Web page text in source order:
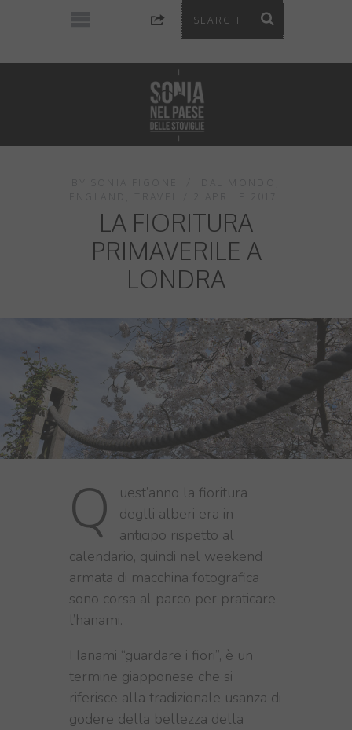
LA FIORITURA
PRIMAVERILE A
LONDRA
Q
uest’anno la fioritura
deglli alberi era in
anticipo rispetto al
calendario, quindi nel weekend
armata di macchina fotografica
sono corsa al parco per praticare
l’hanami.
Hanami “guardare i fiori”, è un
termine giapponese che si
riferisce alla tradizionale usanza di
godere della bellezza della